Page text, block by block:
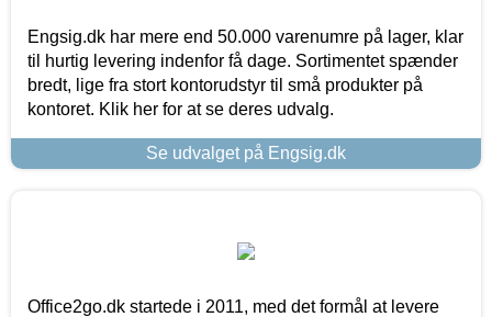
Engsig.dk har mere end 50.000 varenumre på lager, klar
til hurtig levering indenfor få dage. Sortimentet spænder
bredt, lige fra stort kontorudstyr til små produkter på
kontoret. Klik her for at se deres udvalg.
Se udvalget på Engsig.dk
Office2go.dk startede i 2011, med det formål at levere